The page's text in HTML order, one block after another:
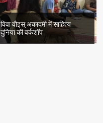
विवा वौइस् अकादमी में साहित्य
दुनिया की वर्कशॉप